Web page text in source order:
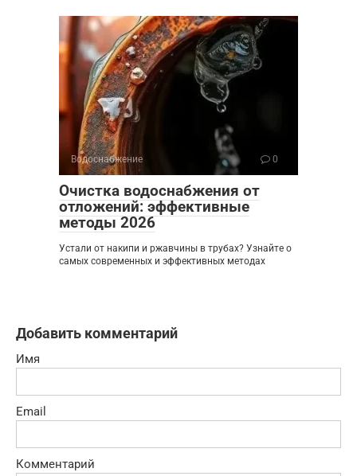
Водоснабжение 0
Очистка водоснабжения от
отложений: эффективные
методы 2026
Устали от накипи и ржавчины в трубах? Узнайте о
самых современных и эффективных методах
Добавить комментарий
Имя
Email
Комментарий